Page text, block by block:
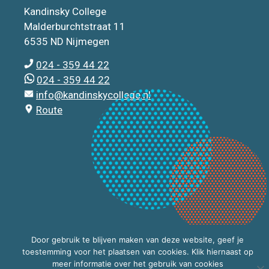
Kandinsky College
Malderburchtstraat 11
6535 ND Nijmegen
024 - 359 44 22
024 - 359 44 22
info@kandinskycollege.nl
Route
Door gebruik te blijven maken van deze website, geef je
toestemming voor het plaatsen van cookies. Klik hiernaast op
meer informatie over het gebruik van cookies